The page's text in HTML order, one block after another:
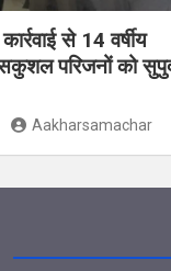
से 14 वर्षीय
परिजनों को
Aakharsamachar